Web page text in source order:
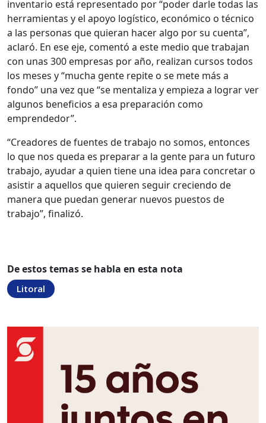
inventario está representado por “poder darle todas las
herramientas y el apoyo logístico, económico o técnico
a las personas que quieran hacer algo por su cuenta”,
aclaró. En ese eje, comentó a este medio que trabajan
con unas 300 empresas por año, realizan cursos todos
los meses y “mucha gente repite o se mete más a
fondo” una vez que “se mentaliza y empieza a lograr ver
algunos beneficios a esa preparación como
emprendedor”.
“Creadores de fuentes de trabajo no somos, entonces
lo que nos queda es preparar a la gente para un futuro
trabajo, ayudar a quien tiene una idea para concretar o
asistir a aquellos que quieren seguir creciendo de
manera que puedan generar nuevos puestos de
trabajo”, finalizó.
De estos temas se habla en esta nota
Litoral